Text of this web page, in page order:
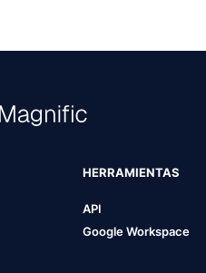
HERRAMIENTAS
API
Google Workspace